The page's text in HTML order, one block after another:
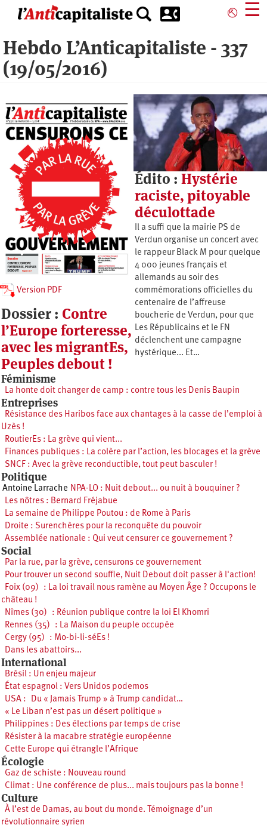
principal
⎋ ☰
Hebdo L’Anticapitaliste - 337
(19/05/2016)
Édito : Hystérie
raciste, pitoyable
déculottade
Il a suffi que la mairie PS de
Verdun organise un concert avec
le rappeur Black M pour quelque
4 000 jeunes français et
allemands au soir des
commémorations officielles du
centenaire de l’affreuse
boucherie de Verdun, pour que
Les Républicains et le FN
déclenchent une campagne
hystérique... Et…
Version PDF
Dossier : Contre
l’Europe forteresse,
avec les migrantEs,
Peuples debout !
Féminisme
La honte doit changer de camp : contre tous les Denis Baupin
Entreprises
Résistance des Haribos face aux chantages à la casse de l’emploi à
Uzès !
RoutierEs : La grève qui vient...
Finances publiques : La colère par l’action, les blocages et la grève
SNCF : Avec la grève reconductible, tout peut basculer !
Politique
Antoine Larrache NPA-LO : Nuit debout... ou nuit à bouquiner ?
Les nôtres : Bernard Fréjabue
La semaine de Philippe Poutou : de Rome à Paris
Droite : Surenchères pour la reconquête du pouvoir
Assemblée nationale : Qui veut censurer ce gouvernement ?
Social
Par la rue, par la grève, censurons ce gouvernement
Pour trouver un second souffle, Nuit Debout doit passer à l'action!
Foix (09) : La loi travail nous ramène au Moyen Âge ? Occupons le
château !
Nîmes (30) : Réunion publique contre la loi El Khomri
Rennes (35) : La Maison du peuple occupée
Cergy (95) : Mo-bi-li-séEs !
Dans les abattoirs...
International
Brésil : Un enjeu majeur
État espagnol : Vers Unidos podemos
USA : Du « Jamais Trump » à Trump candidat…
« Le Liban n’est pas un désert politique »
Philippines : Des élections par temps de crise
Résister à la macabre stratégie européenne
Cette Europe qui étrangle l’Afrique
Écologie
Gaz de schiste : Nouveau round
Climat : Une conférence de plus... mais toujours pas la bonne !
Culture
À l’est de Damas, au bout du monde. Témoignage d’un
révolutionnaire syrien